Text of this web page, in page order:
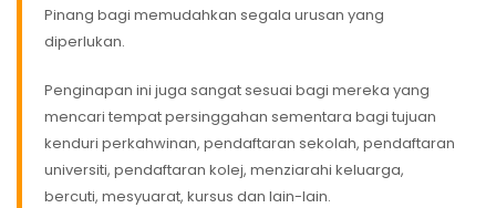
Pinang bagi memudahkan segala urusan yang
diperlukan.
Penginapan ini juga sangat sesuai bagi mereka yang
mencari tempat persinggahan sementara bagi tujuan
kenduri perkahwinan, pendaftaran sekolah, pendaftaran
universiti, pendaftaran kolej, menziarahi keluarga,
bercuti, mesyuarat, kursus dan lain-lain.